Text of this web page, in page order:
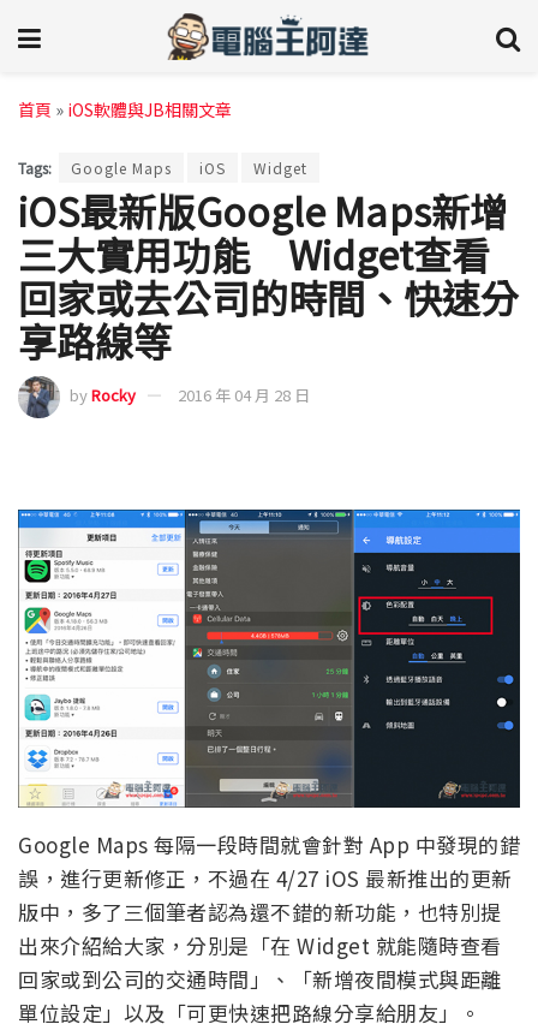
首頁 » iOS軟體與JB相關文章
Tags: Google Maps iOS Widget
iOS最新版Google Maps新增
三大實用功能 Widget查看
回家或去公司的時間、快速分
享路線等
byRocky 2016 年 04 月 28 日
Google Maps 每隔一段時間就會針對 App 中發現的錯
誤，進行更新修正，不過在 4/27 iOS 最新推出的更新
版中，多了三個筆者認為還不錯的新功能，也特別提
出來介紹給大家，分別是「在 Widget 就能隨時查看
回家或到公司的交通時間」、「新增夜間模式與距離
單位設定」以及「可更快速把路線分享給朋友」。